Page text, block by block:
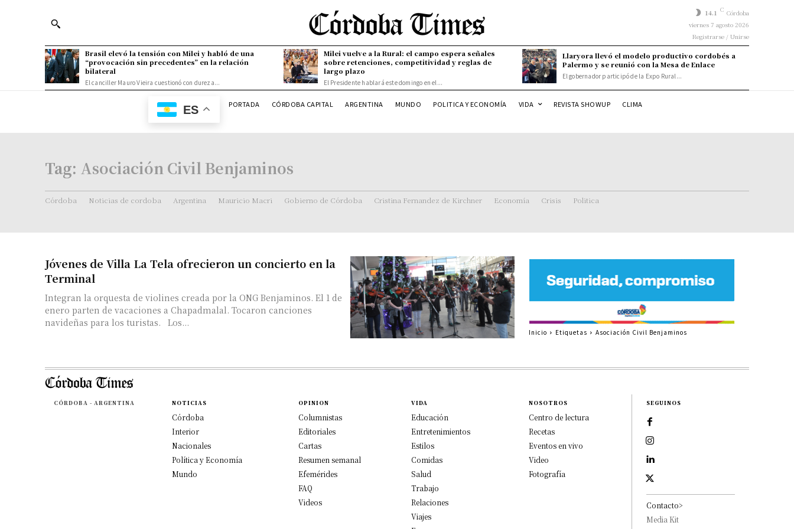
14.1 C Córdoba
viernes 7 agosto 2026
Registrarse / Unirse
Brasil elevó la tensión con Milei y habló de una
“provocación sin precedentes” en la relación
bilateral
El canciller Mauro Vieira cuestionó con dureza...
Milei vuelve a la Rural: el campo espera señales
sobre retenciones, competitividad y reglas de
largo plazo
El Presidente hablará este domingo en el...
Llaryora llevó el modelo productivo cordobés a
Palermo y se reunió con la Mesa de Enlace
El gobernador participó de la Expo Rural...
ES PORTADA CÓRDOBA CAPITAL ARGENTINA MUNDO POLITICA Y ECONOMÍA VIDA REVISTA SHOWUP CLIMA
Tag: Asociación Civil Benjaminos
Córdoba Noticias de cordoba Argentina Mauricio Macri Gobierno de Córdoba Cristina Fernandez de Kirchner Economía Crisis Politica
Jóvenes de Villa La Tela ofrecieron un concierto en la
Terminal
Integran la orquesta de violines creada por la ONG Benjaminos. El 1 de
enero parten de vacaciones a Chapadmalal. Tocaron canciones
navideñas para los turistas. Los...
Inicio Etiquetas Asociación Civil Benjaminos
CÓRDOBA - ARGENTINA NOTICIAS
Córdoba
Interior
Nacionales
Política y Economía
Mundo
OPINION
Columnistas
Editoriales
Cartas
Resumen semanal
Efemérides
FAQ
Videos
VIDA
Educación
Entretenimientos
Estilos
Comidas
Salud
Trabajo
Relaciones
Viajes
NOSOTROS
Centro de lectura
Recetas
Eventos en vivo
Video
Fotografía
SEGUINOS
Contacto>
Media Kit